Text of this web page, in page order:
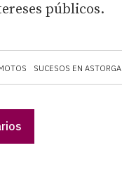
SUCESOS EN ASTORGA
públicos.